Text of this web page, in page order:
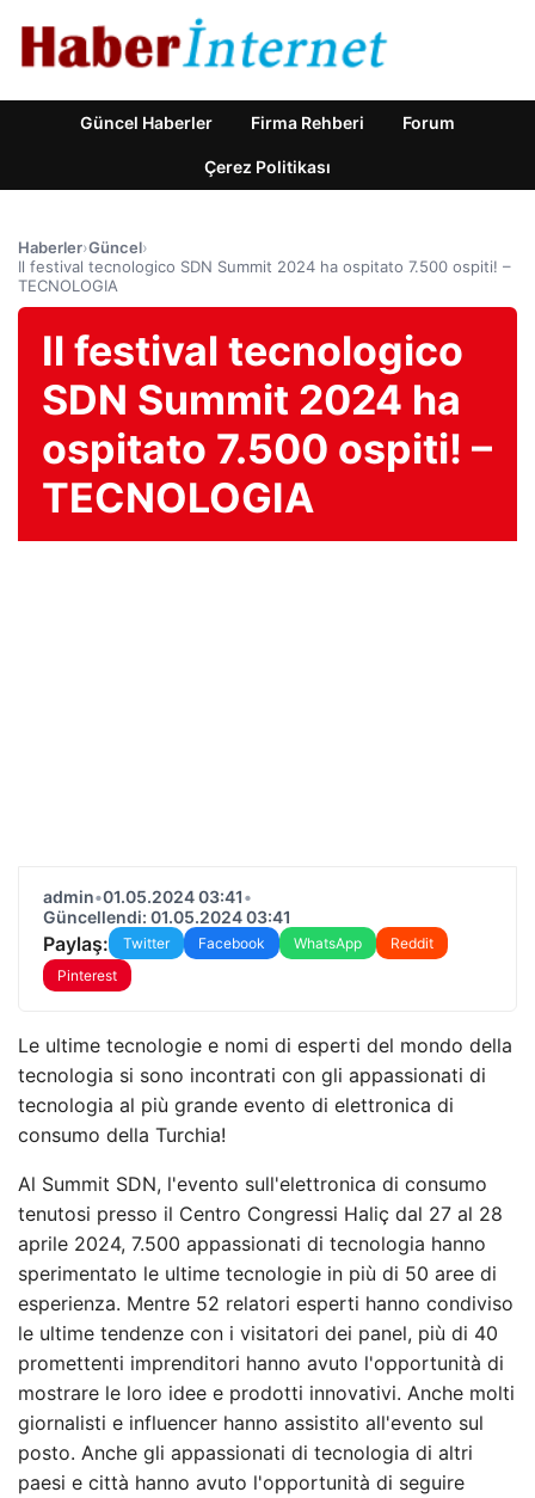
Güncel Haberler Firma Rehberi Forum
Çerez Politikası
Haberler›Güncel›
Il festival tecnologico SDN Summit 2024 ha ospitato 7.500 ospiti! –
TECNOLOGIA
Il festival tecnologico
SDN Summit 2024 ha
ospitato 7.500 ospiti! –
TECNOLOGIA
admin•01.05.2024 03:41•
Güncellendi: 01.05.2024 03:41
Paylaş: Twitter Facebook WhatsApp
Reddit
Pinterest
Le ultime tecnologie e nomi di esperti del mondo della
tecnologia si sono incontrati con gli appassionati di
tecnologia al più grande evento di elettronica di
consumo della Turchia!
Al Summit SDN, l'evento sull'elettronica di consumo
tenutosi presso il Centro Congressi Haliç dal 27 al 28
aprile 2024, 7.500 appassionati di tecnologia hanno
sperimentato le ultime tecnologie in più di 50 aree di
esperienza. Mentre 52 relatori esperti hanno condiviso
le ultime tendenze con i visitatori dei panel, più di 40
promettenti imprenditori hanno avuto l'opportunità di
mostrare le loro idee e prodotti innovativi. Anche molti
giornalisti e influencer hanno assistito all'evento sul
posto. Anche gli appassionati di tecnologia di altri
paesi e città hanno avuto l'opportunità di seguire